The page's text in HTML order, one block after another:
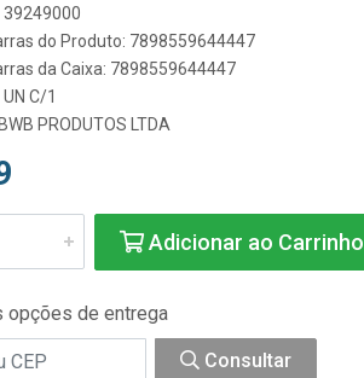
39249000
do Produto: 7898559644447
da Caixa: 7898559644447
C/1
BWB PRODUTOS LTDA
Adicionar ao Carrinho
opções de entrega
Consultar